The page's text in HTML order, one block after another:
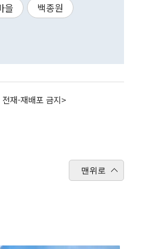
을
백종원
재-재배포 금지>
맨위로